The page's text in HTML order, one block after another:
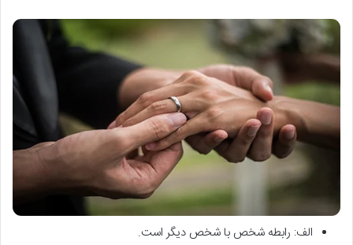
الف: رابطه شخص با شخص دیگر است.